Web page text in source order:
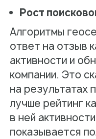
Рост
Алгоритмы
ответ на отзыв
активности и
компании. Это
на результатах
лучше рейтинг
в ней
показывается